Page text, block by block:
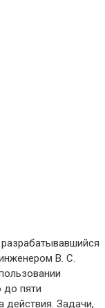
В. С.
до пяти
действия. Задачи,